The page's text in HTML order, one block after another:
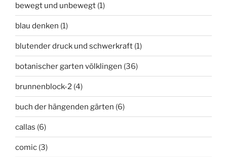
bewegt und unbewegt (1)
blau denken (1)
blutender druck und schwerkraft (1)
botanischer garten völklingen (36)
brunnenblock-2 (4)
buch der hängenden gärten (6)
callas (6)
comic (3)